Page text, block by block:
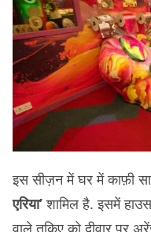
इस सीज़न में घर में काफ़ी
एरिया’शामिल है. इसमें